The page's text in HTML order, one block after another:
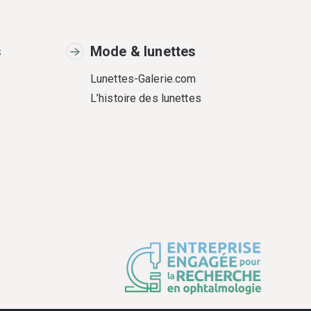
Mode & lunettes
Lunettes-Galerie.com
L’histoire des lunettes